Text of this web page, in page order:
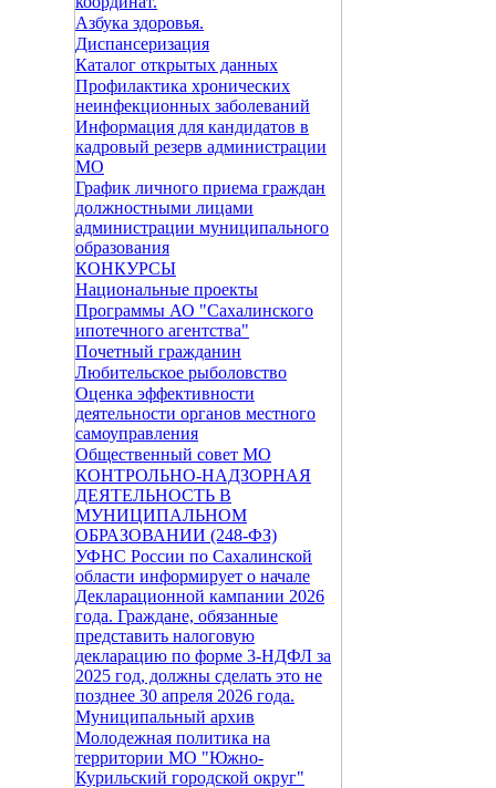
Азбука здоровья.
Диспансеризация
Каталог открытых данных
Профилактика хронических
неинфекционных заболеваний
Информация для кандидатов в
кадровый резерв администрации
МО
График личного приема граждан
должностными лицами
администрации муниципального
образования
КОНКУРСЫ
Национальные проекты
Программы АО "Сахалинского
ипотечного агентства"
Почетный гражданин
Любительское рыболовство
Оценка эффективности
деятельности органов местного
самоуправления
Общественный совет МО
КОНТРОЛЬНО-НАДЗОРНАЯ
ДЕЯТЕЛЬНОСТЬ В
МУНИЦИПАЛЬНОМ
ОБРАЗОВАНИИ (248-ФЗ)
УФНС России по Сахалинской
области информирует о начале
Декларационной кампании 2026
года. Граждане, обязанные
представить налоговую
декларацию по форме 3-НДФЛ за
2025 год, должны сделать это не
позднее 30 апреля 2026 года.
Муниципальный архив
Молодежная политика на
территории МО "Южно-
Курильский городской округ"